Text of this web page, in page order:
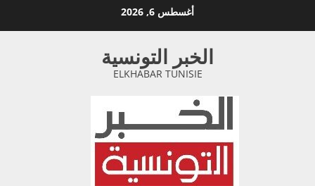
أغسطس 6, 2026
الخبر التونسية
ELKHABAR TUNISIE